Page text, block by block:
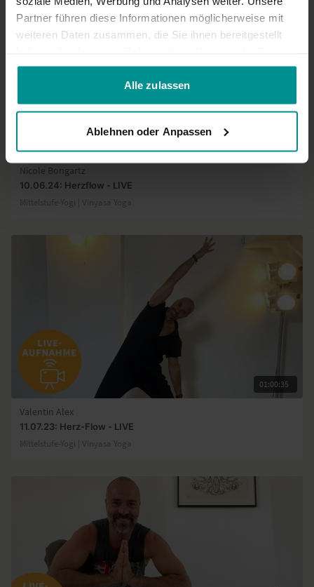
Partner führen diese Informationen möglicherweise mit
weiteren Daten zusammen, die Sie ihnen bereitgestellt
gesammelt haben.
Alle zulassen
Ablehnen oder Anpassen
Nicole Bongartz
10.06.24: Herzflow - LIVE
Mittelstufe-Yogi | Vinyasa Yoga
01:00:35
Valentin Alex
11.07.23: Herz-Flow - LIVE
Mittelstufe-Yogi | Vinyasa Yoga